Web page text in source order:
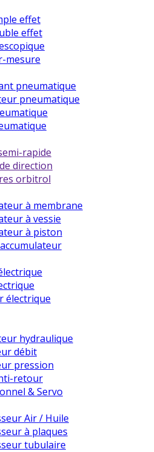
effet
effet
mesure
pneumatique
pneumatique
rapide
direction
orbitrol
à membrane
à vessie
à piston
électrique
hydraulique
débit
pression
retour
& Servo
Air / Huile
à plaques
tubulaire